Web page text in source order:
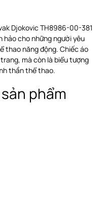
Djokovic TH8986-00-381
hảo cho những người yêu
thao năng động. Chiếc áo
mà còn là biểu tượng
thần thể thao.
phẩm